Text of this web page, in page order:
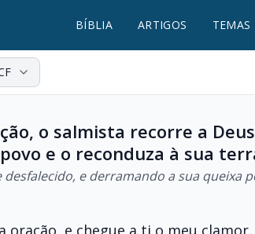
BÍBLIA ARTIGOS TEMAS
o salmista recorre a
e o reconduza à sua
e derramando a sua queixa
oração, e chegue a ti o meu clamor.